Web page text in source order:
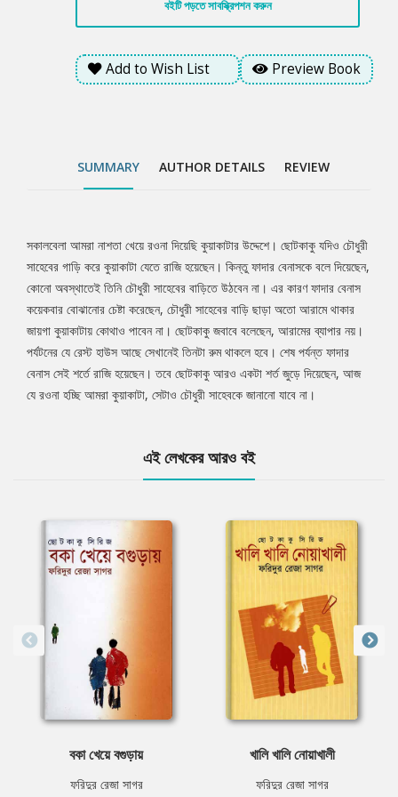
আমরা কুয়াকাটা, সেটাও চৌধুরী সাহেবকে জানানো যাবে না।
বইটি পড়তে সাবস্ক্রিপশন করুন
Add to Wish List Preview Book
SUMMARY AUTHOR DETAILS REVIEW
Tab
Article
সকালবেলা আমরা নাশতা খেয়ে রওনা দিয়েছি কুয়াকাটার উদ্দেশে। ছোটকাকু যদিও চৌধুরী
সাহেবের গাড়ি করে কুয়াকাটা যেতে রাজি হয়েছেন। কিন্তু ফাদার বেনাসকে বলে দিয়েছেন,
কোনো অবস্থাতেই তিনি চৌধুরী সাহেবের বাড়িতে উঠবেন না। এর কারণ ফাদার বেনাস
কয়েকবার বোঝানোর চেষ্টা করেছেন, চৌধুরী সাহেবের বাড়ি ছাড়া অতো আরামে থাকার
জায়গা কুয়াকাটায় কোথাও পাবেন না। ছোটকাকু জবাবে বলেছেন, আরামের ব্যাপার নয়।
পর্যটনের যে রেস্ট হাউস আছে সেখানেই তিনটা রুম থাকলে হবে। শেষ পর্যন্ত ফাদার
বেনাস সেই শর্তে রাজি হয়েছেন। তবে ছোটকাকু আরও একটা শর্ত জুড়ে দিয়েছেন, আজ
যে রওনা হচ্ছি আমরা কুয়াকাটা, সেটাও চৌধুরী সাহেবকে জানানো যাবে না।
এই লেখকের আরও বই
বকা খেয়ে বগুড়ায়
ফরিদুর রেজা সাগর
খালি খালি নোয়াখালী
ফরিদুর রেজা সাগর